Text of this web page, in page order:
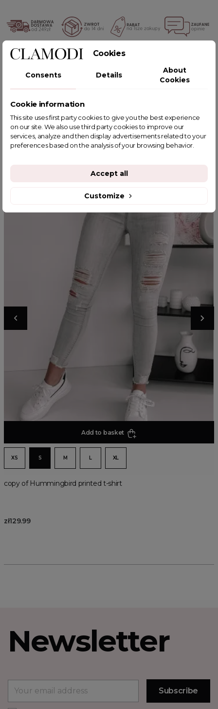
POWIĄZANE TAGI
YOU MIGHT ALSO LIKE
Add to basket
XS S M L XL
copy of Hummingbird printed t-shirt
zł129.99
Newsletter
Cookies
Consents Details
About
Cookies
Cookie information
This site uses first party cookies to give you the best experience
on our site. We also use third party cookies to improve our
services, analyze and then display advertisements related to your
preferences based on the analysis of your browsing behavior.
Customize
Accept all